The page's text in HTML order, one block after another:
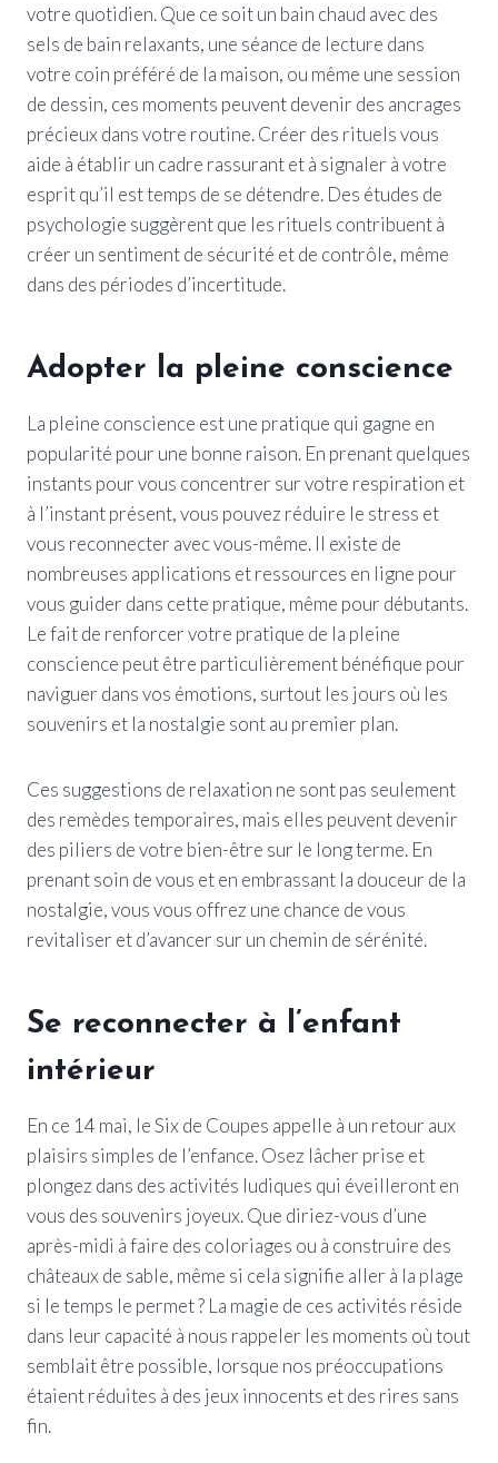
votre quotidien. Que ce soit un bain chaud avec des
sels de bain relaxants, une séance de lecture dans
votre coin préféré de la maison, ou même une session
de dessin, ces moments peuvent devenir des ancrages
précieux dans votre routine. Créer des rituels vous
aide à établir un cadre rassurant et à signaler à votre
esprit qu’il est temps de se détendre. Des études de
psychologie suggèrent que les rituels contribuent à
créer un sentiment de sécurité et de contrôle, même
dans des périodes d’incertitude.
Adopter la pleine conscience
La pleine conscience est une pratique qui gagne en
popularité pour une bonne raison. En prenant quelques
instants pour vous concentrer sur votre respiration et
à l’instant présent, vous pouvez réduire le stress et
vous reconnecter avec vous-même. Il existe de
nombreuses applications et ressources en ligne pour
vous guider dans cette pratique, même pour débutants.
Le fait de renforcer votre pratique de la pleine
conscience peut être particulièrement bénéfique pour
naviguer dans vos émotions, surtout les jours où les
souvenirs et la nostalgie sont au premier plan.
Ces suggestions de relaxation ne sont pas seulement
des remèdes temporaires, mais elles peuvent devenir
des piliers de votre bien-être sur le long terme. En
prenant soin de vous et en embrassant la douceur de la
nostalgie, vous vous offrez une chance de vous
revitaliser et d’avancer sur un chemin de sérénité.
Se reconnecter à l’enfant
intérieur
En ce 14 mai, le Six de Coupes appelle à un retour aux
plaisirs simples de l’enfance. Osez lâcher prise et
plongez dans des activités ludiques qui éveilleront en
vous des souvenirs joyeux. Que diriez-vous d’une
après-midi à faire des coloriages ou à construire des
châteaux de sable, même si cela signifie aller à la plage
si le temps le permet ? La magie de ces activités réside
dans leur capacité à nous rappeler les moments où tout
semblait être possible, lorsque nos préoccupations
étaient réduites à des jeux innocents et des rires sans
fin.